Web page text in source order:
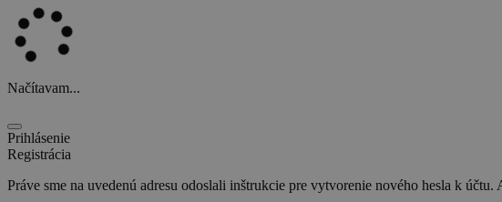
Načítavam...
Prihlásenie
Registrácia
Práve sme na uvedenú adresu odoslali inštrukcie pre vytvorenie nového hesla k